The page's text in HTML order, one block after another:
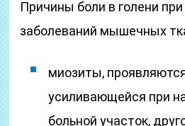
Причины боли в голени
заболеваний мышечных
миозиты,
усиливающейся при
больной участок,